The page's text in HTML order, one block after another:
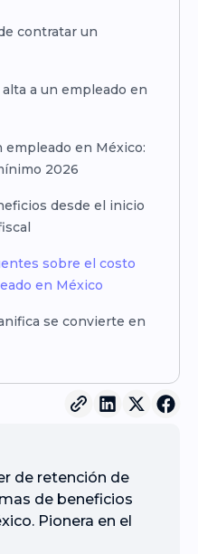
contratar un
a un empleado en
en México:
2026
desde el inicio
sobre el costo
en México
se convierte en
de retención de
de beneficios
Pionera en el